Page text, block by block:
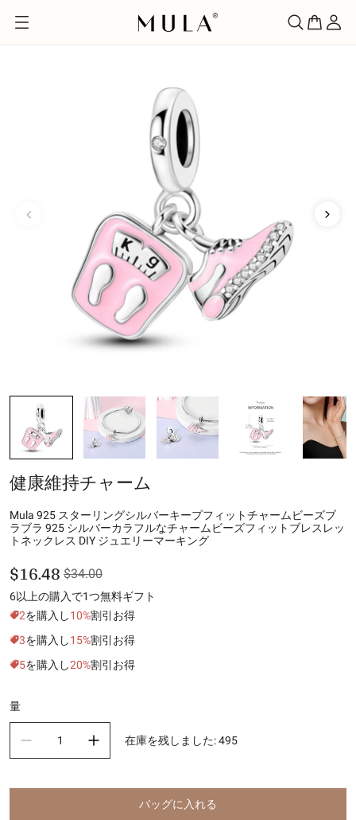
健康維持チャーム
Mula 925 スターリングシルバーキープフィットチャームビーズブ
ラブラ 925 シルバーカラフルなチャームビーズフィットブレスレッ
トネックレス DIY ジュエリーマーキング
$16.48 $34.00
6以上の購入で1つ無料ギフト
2を購入し10%割引お得
3を購入し15%割引お得
5を購入し20%割引お得
量
在庫を残しました:495
バッグに入れる